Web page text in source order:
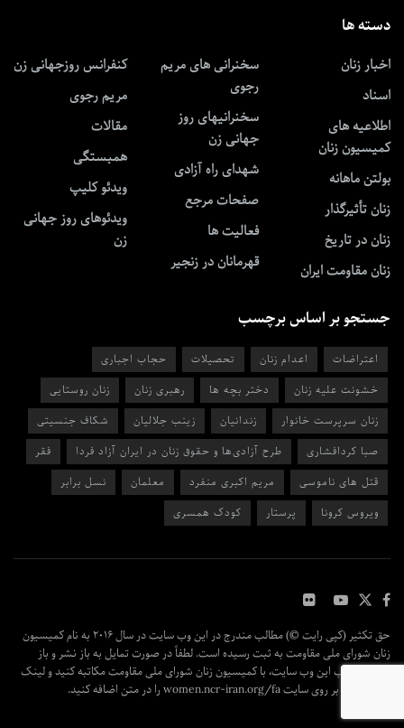
دسته ها
اخبار زنان
اسناد
اطلاعیه های
کمیسیون زنان
بولتن ماهانه
زنان تأثیرگذار
زنان در تاریخ
زنان مقاومت ایران
سخنرانی های مریم
رجوی
سخنرانیهای روز
جهانی زن
شهدای راه آزادی
صفحات مرجع
فعالیت ها
قهرمانان در زنجیر
کنفرانس روزجهانی زن
مریم رجوی
مقالات
همبستگی
ویدئو کلیپ
ویدئوهای روز جهانی
زن
جستجو بر اساس برچسب
اعتراضات اعدام زنان تحصیلات
حجاب اجباری
خشونت علیه زنان
دختر بچه ها رهبری زنان
زنان روستایی
زنان سرپرست خانوار
زندانیان زینب جلالیان
شکاف جنسیتی
صبا کردافشاری
طرح آزادی‌ها و حقوق زنان در ایران آزاد فردا
فقر
قتل های ناموسی
مریم اکبری منفرد معلمان
نسل برابر
ویروس کرونا
پرستار کودک همسری
حق تکثیر (کپی رایت ©) مطالب مندرج در این وب سایت در سال ۲۰۱۶ به نام کمیسیون
زنان شورای ملی مقاومت به ثبت رسیده است. لطفاً در صورت تمایل به باز نشر و باز
پخش مطالب این وب سایت، با کمیسیون زنان شورای ملی مقاومت مکاتبه کنید و لینک
مقاله اصلی بر روی سایت women.ncr-iran.org/fa را در متن اضافه کنید.